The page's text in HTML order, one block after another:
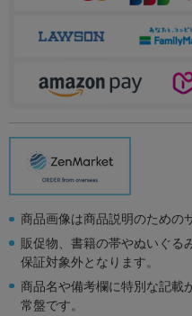
商品画像は商品説明のための
販促物、書籍の帯やぬいぐる
保証対象外となります。
商品名や備考欄に特別な記載
常盤です。